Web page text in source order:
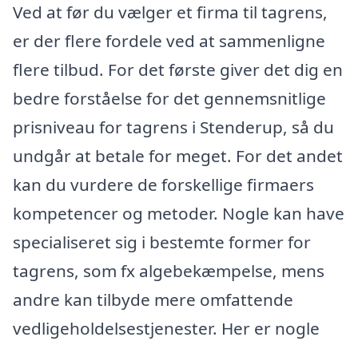
Ved at før du vælger et firma til tagrens,
er der flere fordele ved at sammenligne
flere tilbud. For det første giver det dig en
bedre forståelse for det gennemsnitlige
prisniveau for tagrens i Stenderup, så du
undgår at betale for meget. For det andet
kan du vurdere de forskellige firmaers
kompetencer og metoder. Nogle kan have
specialiseret sig i bestemte former for
tagrens, som fx algebekæmpelse, mens
andre kan tilbyde mere omfattende
vedligeholdelsestjenester. Her er nogle